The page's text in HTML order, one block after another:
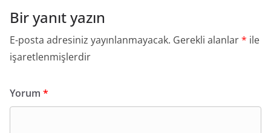
Bir yanıt yazın
E-posta adresiniz yayınlanmayacak. Gerekli alanlar* ile
işaretlenmişlerdir
Yorum *